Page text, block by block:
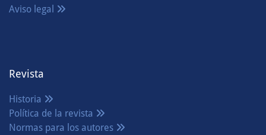
Aviso legal
Revista
Historia
Política de la revista
Normas para los autores